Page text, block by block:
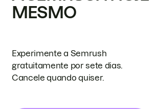
MESMO
Experimente a Semrush
gratuitamente por sete dias.
Cancele quando quiser.